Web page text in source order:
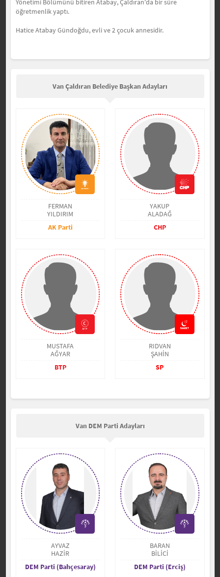
Yönetimi Bölümünü bitiren Atabay, Çaldıran'da bir süre
öğretmenlik yaptı.
Hatice Atabay Gündoğdu, evli ve 2 çocuk annesidir.
Van Çaldıran Belediye Başkan Adayları
FERMAN
YILDIRIM
AK Parti
YAKUP
ALADAĞ
CHP
MUSTAFA
AĞYAR
BTP
RIDVAN
ŞAHİN
SP
Van DEM Parti Adayları
AYVAZ
HAZİR
DEM Parti (Bahçesaray)
BARAN
BİLİCİ
DEM Parti (Erciş)